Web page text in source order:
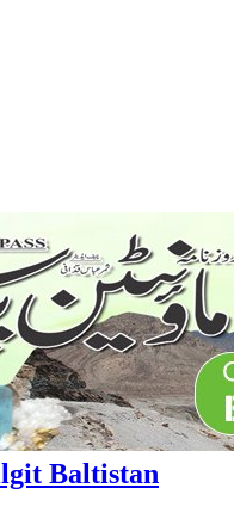
Baltistan